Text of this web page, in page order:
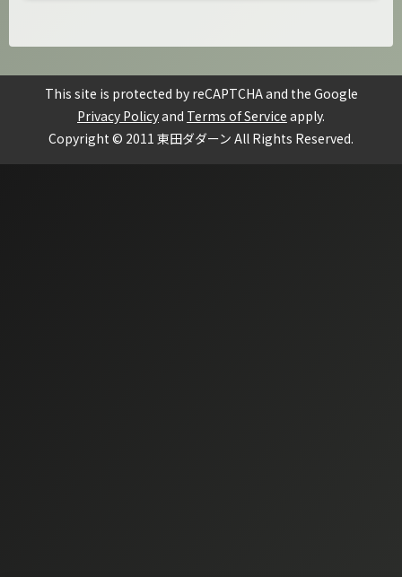
This site is protected by reCAPTCHA and the Google
Privacy Policyand Terms of Service apply.
Copyright © 2011 東田ダダーン All Rights Reserved.